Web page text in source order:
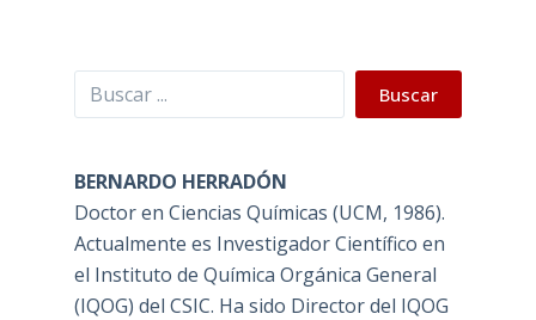
Buscar Buscar
BERNARDO HERRADÓN
Doctor en Ciencias Químicas (UCM, 1986).
Actualmente es Investigador Científico en
el Instituto de Química Orgánica General
(IQOG) del CSIC. Ha sido Director del IQOG